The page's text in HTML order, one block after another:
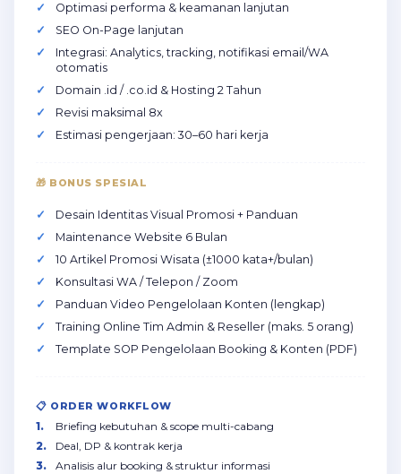
Optimasi performa & keamanan lanjutan
SEO On-Page lanjutan
Integrasi: Analytics, tracking, notifikasi email/WA
otomatis
Domain .id / .co.id & Hosting 2 Tahun
Revisi maksimal 8x
Estimasi pengerjaan: 30–60 hari kerja
🎁 BONUS SPESIAL
Desain Identitas Visual Promosi + Panduan
Maintenance Website 6 Bulan
10 Artikel Promosi Wisata (±1000 kata+/bulan)
Konsultasi WA / Telepon / Zoom
Panduan Video Pengelolaan Konten (lengkap)
Training Online Tim Admin & Reseller (maks. 5 orang)
Template SOP Pengelolaan Booking & Konten (PDF)
📋 ORDER WORKFLOW
Briefing kebutuhan & scope multi-cabang
Deal, DP & kontrak kerja
Analisis alur booking & struktur informasi